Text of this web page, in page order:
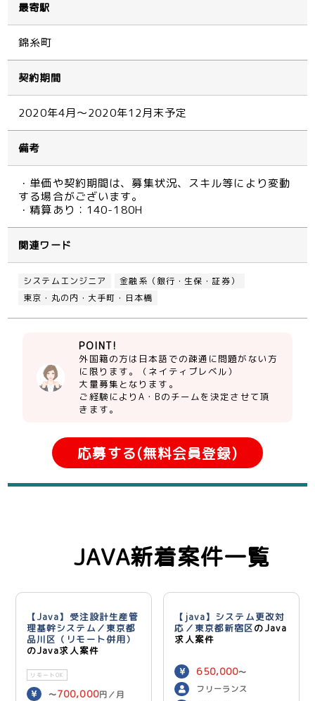
最寄駅
錦糸町
契約期間
2020年4月～2020年12月末予定
備考
・単価や契約期間は、募集状況、スキル等により変動
する場合がございます。
・精算あり：140-180H
関連ワード
システムエンジニア
金融系（銀行・生保・証券）
東京・丸の内・大手町・日本橋
POINT!
外国籍の方は日本語での疎通に問題がない方
に限ります。（ネイティブレベル）
大量募集となります。
ご経験によりA・Bのチームを決定させて頂
きます。
応募する(無料会員登録)
JAVA新着案件一覧
【Java】受注設計生産管
理基幹システム／東京都
品川区（リモート併用）
のJava求人案件
リモートOK
〜700,000円／月
【java】システム更改対
応／東京都新宿区のJava
求人案件
650,000〜
750,000 円／月
フリーランス